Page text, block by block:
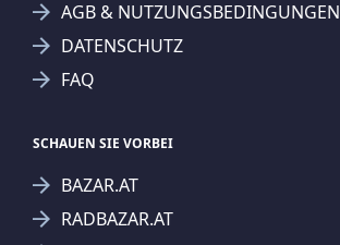
AGB & NUTZUNGSBEDINGUNGEN
DATENSCHUTZ
FAQ
SCHAUEN SIE VORBEI
BAZAR.AT
RADBAZAR.AT